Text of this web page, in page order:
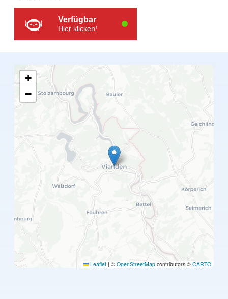
Verfügbar
Hier klicken!
+
−
Leaflet | © OpenStreetMap contributors © CARTO